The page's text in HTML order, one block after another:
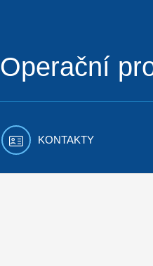
Operační
KONTAKTY